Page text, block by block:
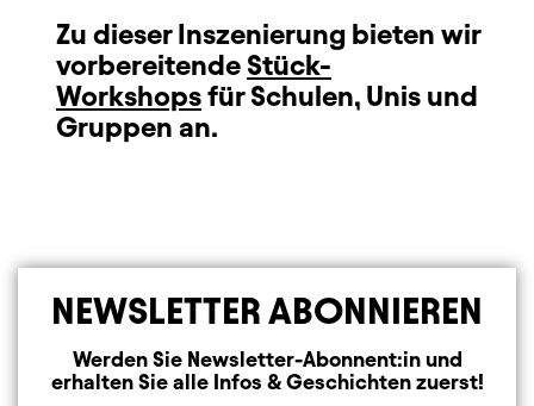
Zu dieser Inszenierung bieten wir
vorbereitende Stück-
Workshopsfür Schulen, Unis und
Gruppen an.
NEWSLETTER ABONNIEREN
Werden Sie Newsletter-Abonnent:in und
erhalten Sie alle Infos & Geschichten zuerst!